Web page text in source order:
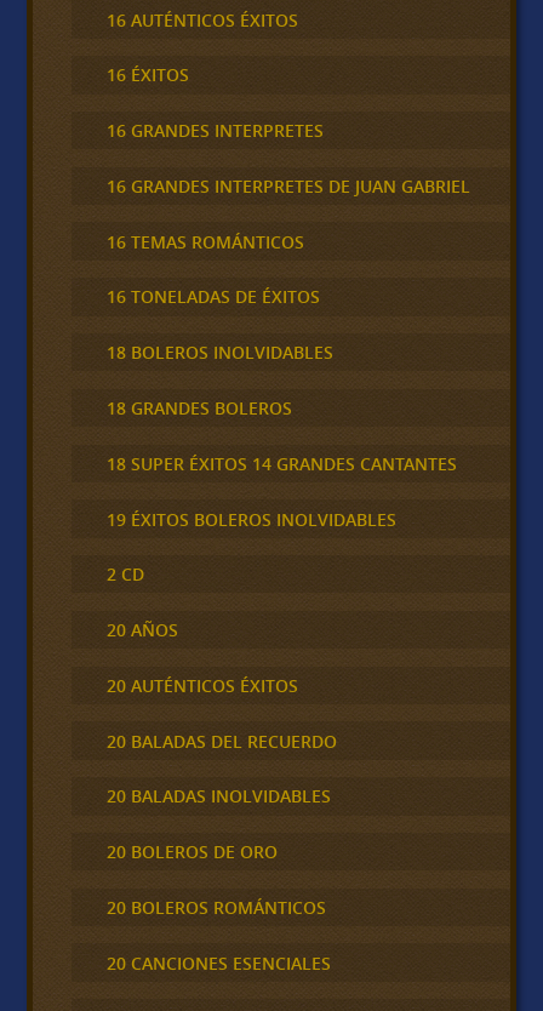
16 AUTÉNTICOS ÉXITOS
16 ÉXITOS
16 GRANDES INTERPRETES
16 GRANDES INTERPRETES DE JUAN GABRIEL
16 TEMAS ROMÁNTICOS
16 TONELADAS DE ÉXITOS
18 BOLEROS INOLVIDABLES
18 GRANDES BOLEROS
18 SUPER ÉXITOS 14 GRANDES CANTANTES
19 ÉXITOS BOLEROS INOLVIDABLES
2 CD
20 AÑOS
20 AUTÉNTICOS ÉXITOS
20 BALADAS DEL RECUERDO
20 BALADAS INOLVIDABLES
20 BOLEROS DE ORO
20 BOLEROS ROMÁNTICOS
20 CANCIONES ESENCIALES